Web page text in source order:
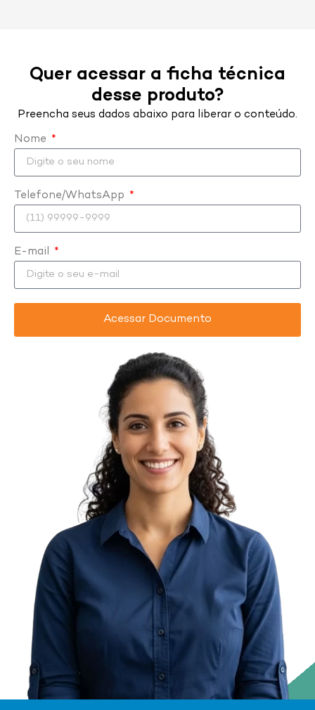
Quer acessar a ficha técnica
desse produto?
Preencha seus dados abaixo para liberar o conteúdo.
Nome
Telefone/WhatsApp
E-mail
Acessar Documento